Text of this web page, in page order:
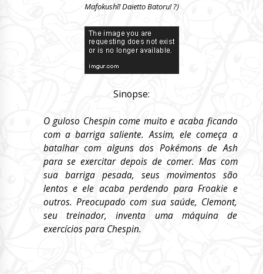
Mafokushī! Daietto Batoru! ?)
Sinopse:
O guloso Chespin come muito e acaba ficando
com a barriga saliente. Assim, ele começa a
batalhar com alguns dos Pokémons de Ash
para se exercitar depois de comer. Mas com
sua barriga pesada, seus movimentos são
lentos e ele acaba perdendo para Froakie e
outros. Preocupado com sua saúde, Clemont,
seu treinador, inventa uma máquina de
exercícios para Chespin.